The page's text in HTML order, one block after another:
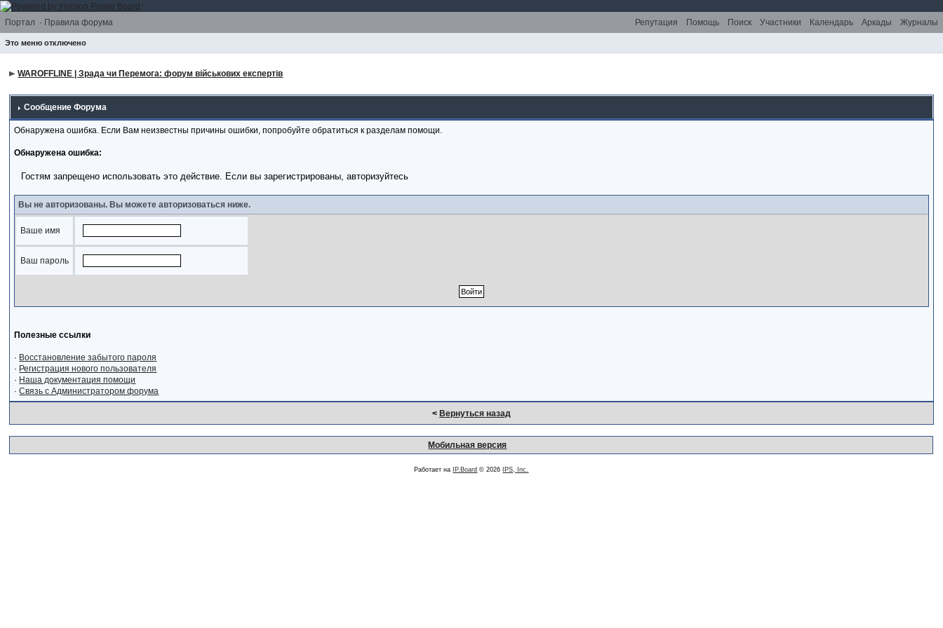
Портал · Правила форума Репутация Помощь Поиск Участники Календарь Аркады Журналы
Это меню отключено
WAROFFLINE | Зрада чи Перемога: форум військових експертів
Сообщение Форума
Обнаружена ошибка. Если Вам неизвестны причины ошибки, попробуйте обратиться к разделам помощи.
Обнаружена ошибка:
Гостям запрещено использовать это действие. Если вы зарегистрированы, авторизуйтесь
Вы не авторизованы. Вы можете авторизоваться ниже.
Ваше имя
Ваш пароль
Полезные ссылки
· Восстановление забытого пароля
· Регистрация нового пользователя
· Наша документация помощи
·Связь с Администратором форума
< Вернуться назад
Мобильная версия
Работает на IP.Board © 2026 IPS, Inc.